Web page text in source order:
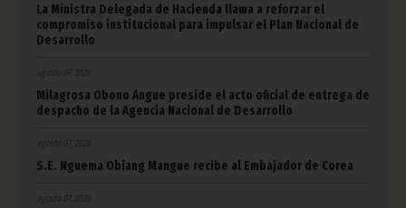
La Ministra Delegada de Hacienda llama a reforzar el
compromiso institucional para impulsar el Plan Nacional de
Desarrollo
agosto 07, 2026
Milagrosa Obono Angue preside el acto oficial de entrega de
despacho de la Agencia Nacional de Desarrollo
agosto 07, 2026
S.E. Nguema Obiang Mangue recibe al Embajador de Corea
agosto 07, 2026